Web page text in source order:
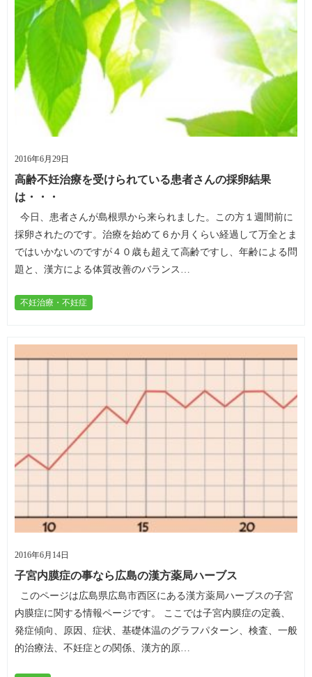
2016年6月29日
高齢不妊治療を受けられている患者さんの採卵結果
は・・・
今日、患者さんが島根県から来られました。この方１週間前に
採卵されたのです。治療を始めて６か月くらい経過して万全とま
ではいかないのですが４０歳も超えて高齢ですし、年齢による問
題と、漢方による体質改善のバランス…
不妊治療・不妊症
2016年6月14日
子宮内膜症の事なら広島の漢方薬局ハーブス
このページは広島県広島市西区にある漢方薬局ハーブスの子宮
内膜症に関する情報ページです。 ここでは子宮内膜症の定義、
発症傾向、原因、症状、基礎体温のグラフパターン、検査、一般
的治療法、不妊症との関係、漢方的原…